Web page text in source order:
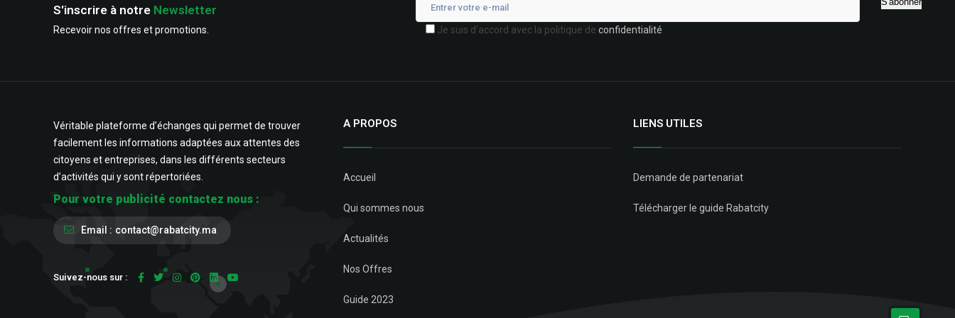
S'inscrire à notre Newsletter
Recevoir nos offres et promotions. Je suis d'accord avec la politique de confidentialité
Véritable plateforme d’échanges qui permet de trouver
facilement les informations adaptées aux attentes des
citoyens et entreprises, dans les différents secteurs
d’activités qui y sont répertoriées.
Pour votre publicité contactez nous :
Email : contact@rabatcity.ma
Suivez-nous sur :
A PROPOS
Accueil
Qui sommes nous
Actualités
Nos Offres
Guide 2023
LIENS UTILES
Demande de partenariat
Télécharger le guide Rabatcity